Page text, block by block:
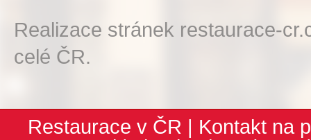
Realizace stránek restaurace-
celé ČR.
Restaurace v ČR | Kontakt na